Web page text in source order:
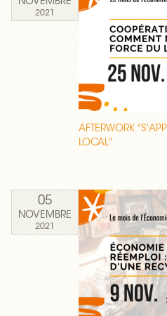
NOVEMBRE
2021
AFTERWORK
LOCAL"
05
NOVEMBRE
2021